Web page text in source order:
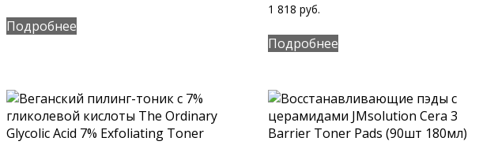
Подробнее
1 818 руб.
Подробнее